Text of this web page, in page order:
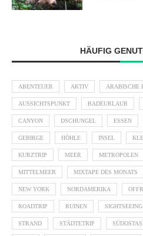
HÄUFIG
ABENTEUER AKTIV ARABISCHE
AUSSICHTSPUNKT BADEURLAUB
CANYON DSCHUNGEL ESSEN
GEBIRGE HÖHLE INSEL
KURZTRIP MEER METROPOLEN
MITTELMEER MIXTAPE DES MONATS
NEW YORK NORDAMERIKA
ROADTRIP RUINEN SIGHTSEEING
STRAND STÄDTETRIP